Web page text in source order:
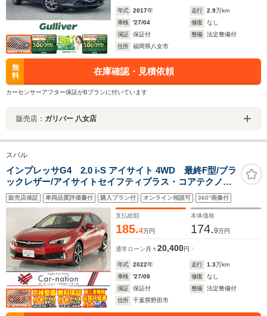
年式 2017年 走行 2.9万km
車検
'27/04 修復
なし
保証
保証付 整備
法定整備付
住所
福岡県八女市
無
料
在庫確認・見積依頼
カーセンサーアフター保証がBプランに付いています
販売店： ガリバー 八女店
スバル
インプレッサG4 2.0 i-S アイサイト 4WD 最終F型/ブラ
ックレザー/アイサイトセイフティプラス・コアテクノロ
ジー/アダプティブドライビングビーム/前席パワーシー
ト・シートヒーター/F・S・Bカメラ/純正Panasonicナビ/
ブルーレイ再生/ETC2.0/ドラレコ
販売店保証 車両品質評価書付 購入プラン付 オンライン相談可 360°画像付
支払総額
185.4万円
本体価格
174.9万円
通常ローン 月々20,400円
年式 2022年 走行 1.3万km
車検
'27/08 修復
なし
保証
保証付 整備
法定整備付
住所
千葉県野田市